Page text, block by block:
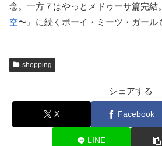
念。一方７はやっとメドゥーサ篇完結
空〜』に続くボーイ・ミーツ・ガール
shopping
シェアする
X Facebook
LINE